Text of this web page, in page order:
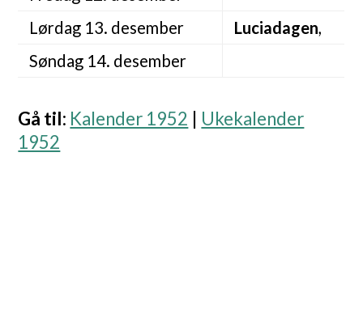
Lørdag 13. desember
Luciadagen,
Søndag 14. desember
Gå til: Kalender 1952
Ukekalender
1952